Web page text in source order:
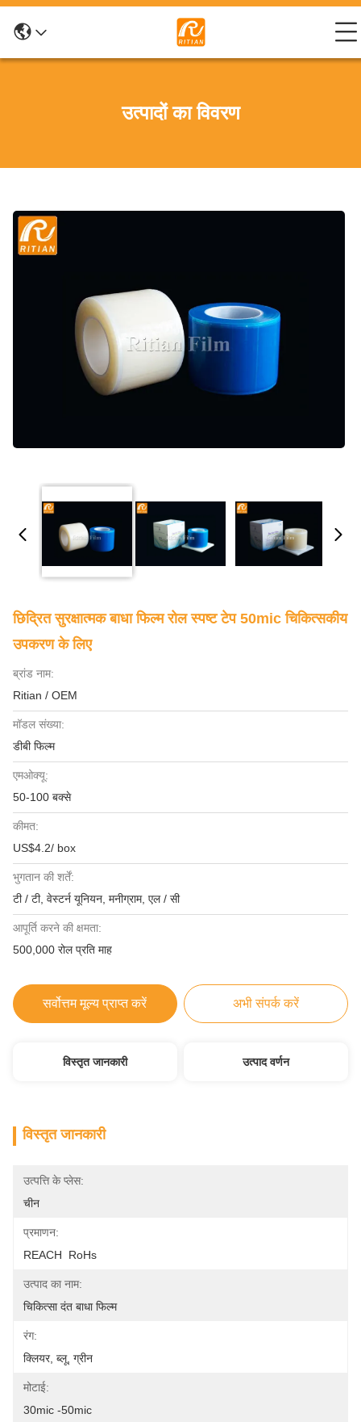
उत्पादों का विवरण
छिद्रित सुरक्षात्मक बाधा फिल्म रोल स्पष्ट टेप 50mic चिकित्सकीय
उपकरण के लिए
ब्रांड नाम:
Ritian / OEM
मॉडल संख्या:
डीबी फिल्म
एमओक्यू:
50-100 बक्से
कीमत:
US$4.2/ box
भुगतान की शर्तें:
टी / टी, वेस्टर्न यूनियन, मनीग्राम, एल / सी
आपूर्ति करने की क्षमता:
500,000 रोल प्रति माह
सर्वोत्तम मूल्य प्राप्त करें अभी संपर्क करें
विस्तृत जानकारी उत्पाद वर्णन
विस्तृत जानकारी
उत्पत्ति के प्लेस:
चीन
प्रमाणन:
REACH  RoHs
उत्पाद का नाम:
चिकित्सा दंत बाधा फिल्म
रंग:
क्लियर, ब्लू, ग्रीन
मोटाई:
30mic -50mic